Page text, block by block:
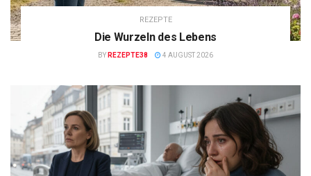
REZEPTE
Die Wurzeln des Lebens
BY REZEPTE38 4 AUGUST 2026